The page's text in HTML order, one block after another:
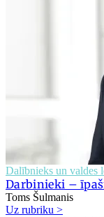
Dalībnieks un valdes
Darbinieki –
Toms Šulmanis
Uz rubriku >